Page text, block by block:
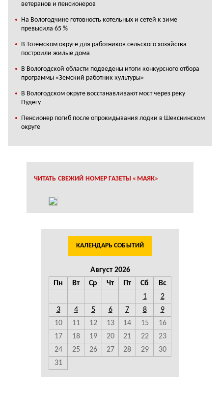
ветеранов и пенсионеров
На Вологодчине готовность котельных и сетей к зиме
превысила 65 %
В Тотемском округе для работников сельского хозяйства
построили жилые дома
В Вологодской области подведены итоги конкурсного отбора
программы «Земский работник культуры»
В Вологодском округе восстанавливают мост через реку
Пудегу
Пенсионер погиб после опрокидывания лодки в Шекснинском
округе
ЧИТАТЬ СВЕЖИЙ НОМЕР ГАЗЕТЫ «МАЯК»
КАЛЕНДАРЬ СОБЫТИЙ
Август 2026
Пн
Вт Ср Чт Пт Сб
Вс
1
2
3
4 5 6 7 8
9
10
11 12 13 14 15
16
17
18 19 20 21 22
23
24
25 26 27 28 29
30
31